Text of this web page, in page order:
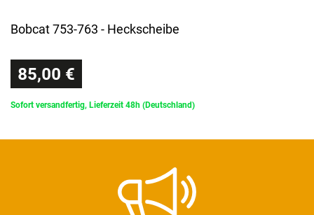
Bobcat 753-763 - Heckscheibe
85,00 €
Sofort versandfertig, Lieferzeit 48h (Deutschland)